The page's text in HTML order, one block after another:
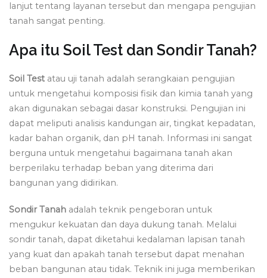
lanjut tentang layanan tersebut dan mengapa pengujian
tanah sangat penting.
Apa itu Soil Test dan Sondir Tanah?
Soil Test atau uji tanah adalah serangkaian pengujian
untuk mengetahui komposisi fisik dan kimia tanah yang
akan digunakan sebagai dasar konstruksi. Pengujian ini
dapat meliputi analisis kandungan air, tingkat kepadatan,
kadar bahan organik, dan pH tanah. Informasi ini sangat
berguna untuk mengetahui bagaimana tanah akan
berperilaku terhadap beban yang diterima dari
bangunan yang didirikan.
Sondir Tanah adalah teknik pengeboran untuk
mengukur kekuatan dan daya dukung tanah. Melalui
sondir tanah, dapat diketahui kedalaman lapisan tanah
yang kuat dan apakah tanah tersebut dapat menahan
beban bangunan atau tidak. Teknik ini juga memberikan